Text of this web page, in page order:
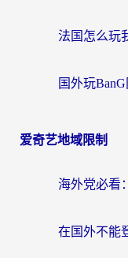
爱奇艺地域限制